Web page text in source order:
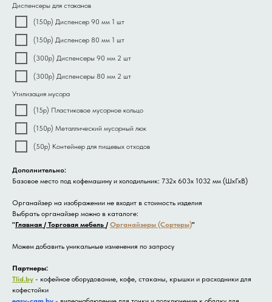
Диспенсеры для стаканов
(150р) Диспенсер 90 мм 1 шт
(150р) Диспенсер 80 мм 1 шт
(300р) Диспенсеры 90 мм 2 шт
(300р) Диспенсеры 80 мм 2 шт
Утилизация мусора
(15р) Пластиковое мусорное кольцо
(150р) Металлический мусорный люк
(50р) Контейнер для пищевых отходов
Дополнительно:
Базовое место под кофемашину и холодильник: 732x 603x 1032 мм (ШхГхВ)
Органайзер на изображении не входит в стоимость изделия
Выбрать органайзер можно в каталоге:
"Главная / Торговая мебель / Органайзеры (Сортеры)"
Можем добавить уникальные изменения по запросу
Партнеры:
Tlid.by - кофейное оборудование, кофе, стаканы, крышки и расходники для
кофестойки